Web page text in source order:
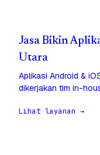
Jasa Bikin
Utara
Aplikasi Android &
dikerjakan tim in-
Lihat layanan →